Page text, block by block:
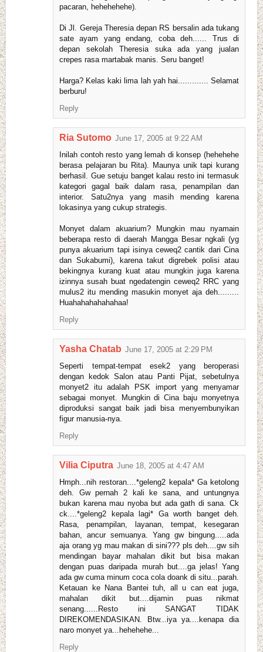
pacaran, hehehehehe).
Di Jl. Gereja Theresia depan RS bersalin ada tukang
sate ayam yang endang, coba deh...... Trus di
depan sekolah Theresia suka ada yang jualan
crepes rasa martabak manis. Seru banget!
Harga? Kelas kaki lima lah yah hai............. Selamat
berburu!
Reply
Ria Sutomo June 17, 2005 at 9:22 AM
Inilah contoh resto yang lemah di konsep (hehehehe
berasa pelajaran bu Rita). Maunya unik tapi kurang
berhasil. Gue setuju banget kalau resto ini termasuk
kategori gagal baik dalam rasa, penampilan dan
interior. Satu2nya yang masih mending karena
lokasinya yang cukup strategis.
Monyet dalam akuarium? Mungkin mau nyamain
beberapa resto di daerah Mangga Besar ngkali (yg
punya akuarium tapi isinya ceweq2 cantik dari Cina
dan Sukabumi), karena takut digrebek polisi atau
bekingnya kurang kuat atau mungkin juga karena
izinnya susah buat ngedatengin ceweq2 RRC yang
mulus2 itu mending masukin monyet aja deh.........
Huahahahahahahaa!
Reply
Yasha Chatab June 17, 2005 at 2:29 PM
Seperti tempat-tempat esek2 yang beroperasi
dengan kedok Salon atau Panti Pijat, sebetulnya
monyet2 itu adalah PSK import yang menyamar
sebagai monyet. Mungkin di Cina baju monyetnya
diproduksi sangat baik jadi bisa menyembunyikan
figur manusia-nya.
Reply
Vilia Ciputra June 18, 2005 at 4:47 AM
Hmph...nih restoran....*geleng2 kepala* Ga ketolong
deh. Gw pernah 2 kali ke sana, and untungnya
bukan karena mau nyoba but ada gath di sana. Ck
ck....*geleng2 kepala lagi* Ga worth banget deh.
Rasa, penampilan, layanan, tempat, kesegaran
bahan, ancur semuanya. Yang gw bingung.....ada
aja orang yg mau makan di sini??? pls deh....gw sih
mendingan bayar mahalan dikit but bisa makan
dengan puas daripada murah but....ga jelas! Yang
ada gw cuma minum coca cola doank di situ...parah.
Ketauan ke Nana Bantei tuh, all u can eat juga,
mahalan dikit but....dijamin puas nikmat
senang......Resto ini SANGAT TIDAK
DIREKOMENDASIKAN. Btw...iya ya....kenapa dia
naro monyet ya...hehehehe...
Reply